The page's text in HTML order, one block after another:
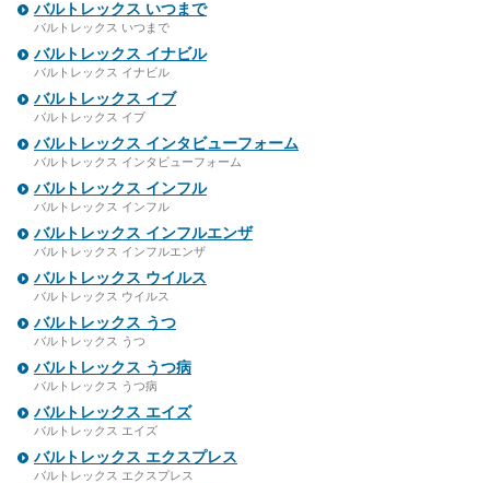
バルトレックス いつまで
バルトレックス いつまで
バルトレックス イナビル
バルトレックス イナビル
バルトレックス イブ
バルトレックス イブ
バルトレックス インタビューフォーム
バルトレックス インタビューフォーム
バルトレックス インフル
バルトレックス インフル
バルトレックス インフルエンザ
バルトレックス インフルエンザ
バルトレックス ウイルス
バルトレックス ウイルス
バルトレックス うつ
バルトレックス うつ
バルトレックス うつ病
バルトレックス うつ病
バルトレックス エイズ
バルトレックス エイズ
バルトレックス エクスプレス
バルトレックス エクスプレス